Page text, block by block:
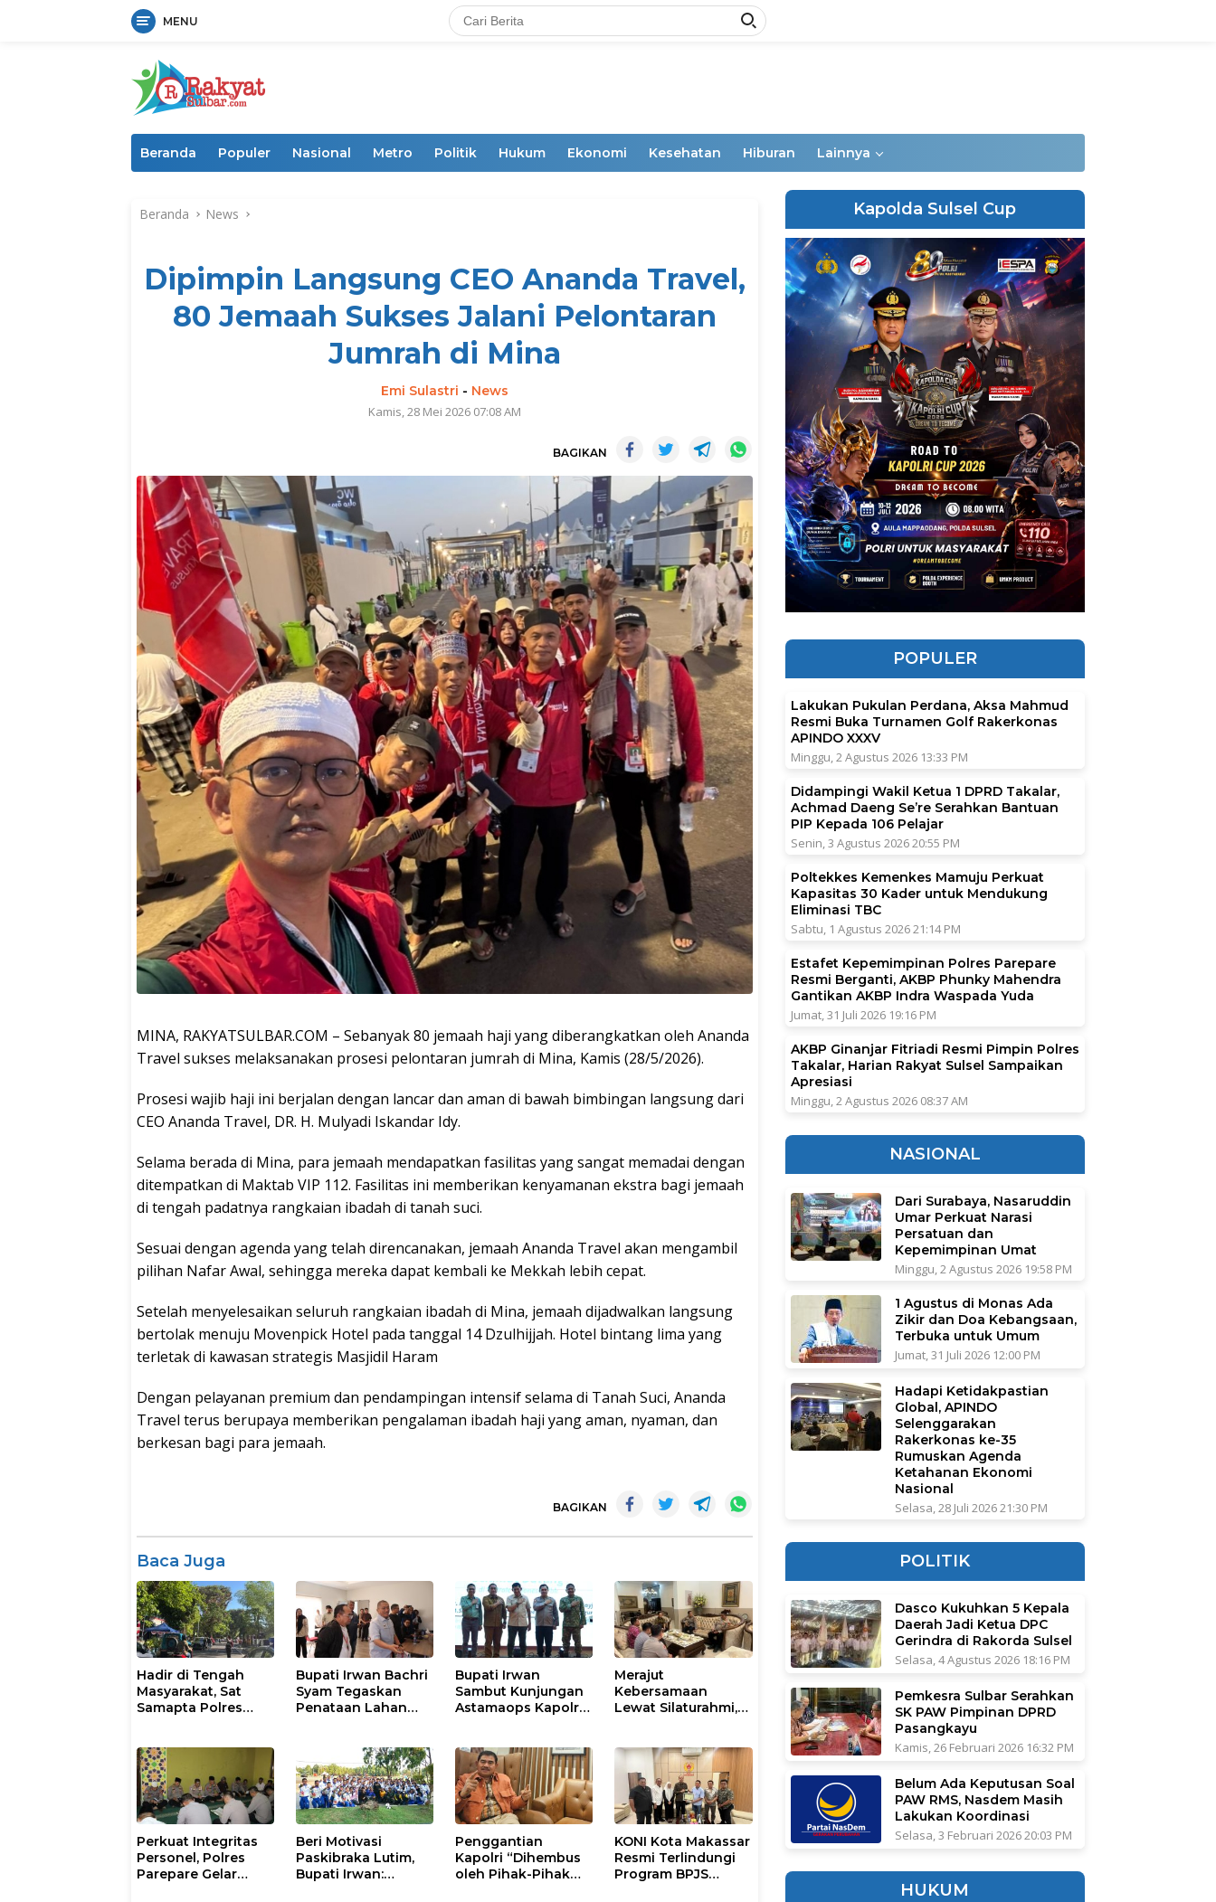
MENU
Beranda Populer Nasional Metro Politik Hukum Ekonomi Kesehatan Hiburan Lainnya
Beranda News
Dipimpin Langsung CEO Ananda Travel,
80 Jemaah Sukses Jalani Pelontaran
Jumrah di Mina
Emi Sulastri - News
Kamis, 28 Mei 2026 07:08 AM
BAGIKAN
MINA, RAKYATSULBAR.COM – Sebanyak 80 jemaah haji yang diberangkatkan oleh Ananda
Travel sukses melaksanakan prosesi pelontaran jumrah di Mina, Kamis (28/5/2026).
Prosesi wajib haji ini berjalan dengan lancar dan aman di bawah bimbingan langsung dari
CEO Ananda Travel, DR. H. Mulyadi Iskandar Idy.
Selama berada di Mina, para jemaah mendapatkan fasilitas yang sangat memadai dengan
ditempatkan di Maktab VIP 112. Fasilitas ini memberikan kenyamanan ekstra bagi jemaah
di tengah padatnya rangkaian ibadah di tanah suci.
Sesuai dengan agenda yang telah direncanakan, jemaah Ananda Travel akan mengambil
pilihan Nafar Awal, sehingga mereka dapat kembali ke Mekkah lebih cepat.
Setelah menyelesaikan seluruh rangkaian ibadah di Mina, jemaah dijadwalkan langsung
bertolak menuju Movenpick Hotel pada tanggal 14 Dzulhijjah. Hotel bintang lima yang
terletak di kawasan strategis Masjidil Haram
Dengan pelayanan premium dan pendampingan intensif selama di Tanah Suci, Ananda
Travel terus berupaya memberikan pengalaman ibadah haji yang aman, nyaman, dan
berkesan bagi para jemaah.
BAGIKAN
Baca Juga
Hadir di Tengah
Masyarakat, Sat
Samapta Polres
Pagi
Bupati Irwan Bachri
Syam Tegaskan
Penataan Lahan
Bupati Irwan
Sambut Kunjungan
Astamaops Kapolri
Luwu Timur
Merajut
Kebersamaan
Lewat Silaturahmi,
dengan Tokoh
Masyarakat
Perkuat Integritas
Personel, Polres
Parepare Gelar
Beri Motivasi
Paskibraka Lutim,
Bupati Irwan:
Penggantian
Kapolri “Dihembus
oleh Pihak-Pihak
KONI Kota Makassar
Resmi Terlindungi
Program BPJS
Kapolda Sulsel Cup
POPULER
Lakukan Pukulan Perdana, Aksa Mahmud
Resmi Buka Turnamen Golf Rakerkonas
APINDO XXXV
Minggu, 2 Agustus 2026 13:33 PM
Didampingi Wakil Ketua 1 DPRD Takalar,
Achmad Daeng Se’re Serahkan Bantuan
PIP Kepada 106 Pelajar
Senin, 3 Agustus 2026 20:55 PM
Poltekkes Kemenkes Mamuju Perkuat
Kapasitas 30 Kader untuk Mendukung
Eliminasi TBC
Sabtu, 1 Agustus 2026 21:14 PM
Estafet Kepemimpinan Polres Parepare
Resmi Berganti, AKBP Phunky Mahendra
Gantikan AKBP Indra Waspada Yuda
Jumat, 31 Juli 2026 19:16 PM
AKBP Ginanjar Fitriadi Resmi Pimpin Polres
Takalar, Harian Rakyat Sulsel Sampaikan
Apresiasi
Minggu, 2 Agustus 2026 08:37 AM
NASIONAL
Dari Surabaya, Nasaruddin
Umar Perkuat Narasi
Persatuan dan
Kepemimpinan Umat
Minggu, 2 Agustus 2026 19:58 PM
1 Agustus di Monas Ada
Zikir dan Doa Kebangsaan,
Terbuka untuk Umum
Jumat, 31 Juli 2026 12:00 PM
Hadapi Ketidakpastian
Global, APINDO
Selenggarakan
Rakerkonas ke-35
Rumuskan Agenda
Ketahanan Ekonomi
Nasional
Selasa, 28 Juli 2026 21:30 PM
POLITIK
Dasco Kukuhkan 5 Kepala
Daerah Jadi Ketua DPC
Gerindra di Rakorda Sulsel
Selasa, 4 Agustus 2026 18:16 PM
Pemkesra Sulbar Serahkan
SK PAW Pimpinan DPRD
Pasangkayu
Kamis, 26 Februari 2026 16:32 PM
Belum Ada Keputusan Soal
PAW RMS, Nasdem Masih
Lakukan Koordinasi
Selasa, 3 Februari 2026 20:03 PM
HUKUM